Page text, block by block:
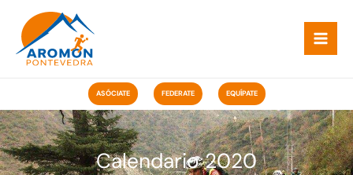
contido
ASÓCIATE FEDERATE EQUÍPATE
Calendario 2020